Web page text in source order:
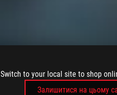
Switch to your local site to shop
Залишитися на цьому